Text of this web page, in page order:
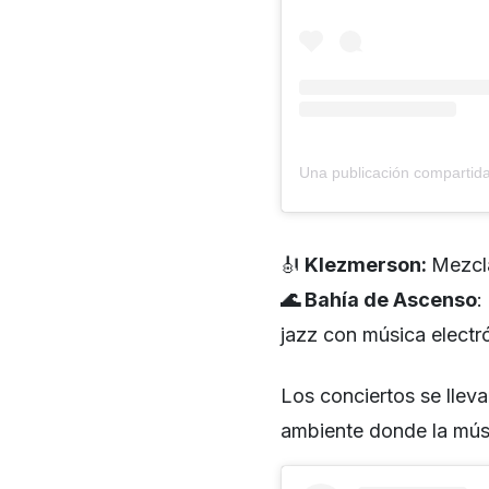
🎻 Klezmerson:
🌊 Bahía de Ascenso:
jazz con música
Los conciertos se
ambiente donde la